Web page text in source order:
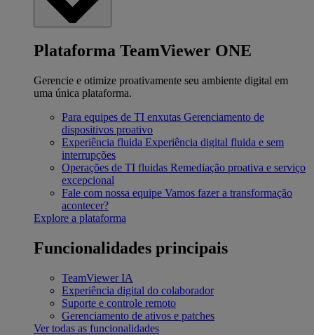
Plataforma TeamViewer ONE
Gerencie e otimize proativamente seu ambiente digital em
uma única plataforma.
Para equipes de TI enxutas Gerenciamento de
dispositivos proativo
Experiência fluida Experiência digital fluida e sem
interrupções
Operações de TI fluidas Remediação proativa e serviço
excepcional
Fale com nossa equipe Vamos fazer a transformação
acontecer?
Explore a plataforma
Funcionalidades principais
TeamViewer IA
Experiência digital do colaborador
Suporte e controle remoto
Gerenciamento de ativos e patches
Ver todas as funcionalidades